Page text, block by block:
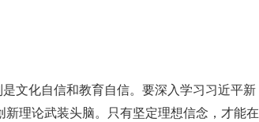
文化自信和教育自信。要深入学习习近平新
理论武装头脑。只有坚定理想信念，才能在